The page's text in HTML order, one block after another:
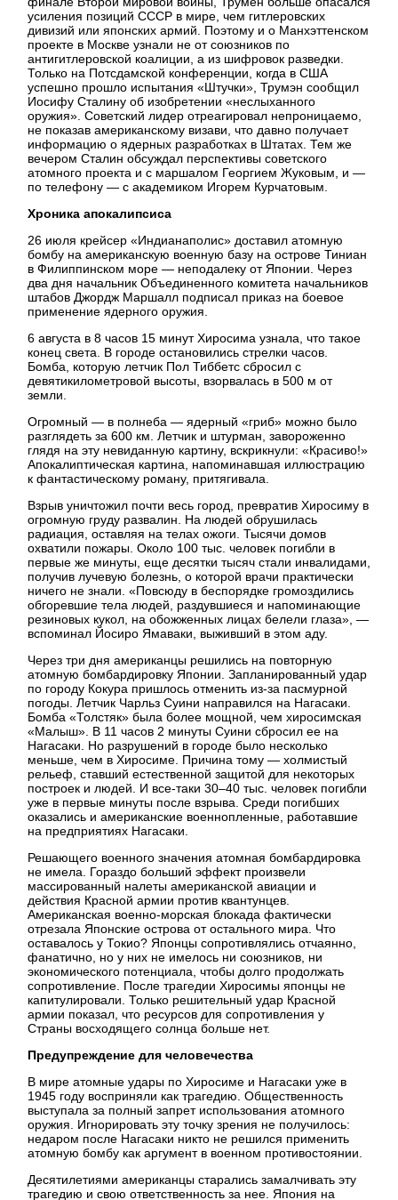
усиления позиций СССР в мире, чем гитлеровских
дивизий или японских армий. Поэтому и о Манхэттенском
проекте в Москве узнали не от союзников по
антигитлеровской коалиции, а из шифровок разведки.
Только на Потсдамской конференции, когда в США
успешно прошло испытания «Штучки», Трумэн сообщил
Иосифу Сталину об изобретении «неслыханного
оружия». Советский лидер отреагировал непроницаемо,
не показав американскому визави, что давно получает
информацию о ядерных разработках в Штатах. Тем же
вечером Сталин обсуждал перспективы советского
атомного проекта и с маршалом Георгием Жуковым, и —
по телефону — с академиком Игорем Курчатовым.
Хроника апокалипсиса
26 июля крейсер «Индианаполис» доставил атомную
бомбу на американскую военную базу на острове Тиниан
в Филиппинском море — неподалеку от Японии. Через
два дня начальник Объединенного комитета начальников
штабов Джордж Маршалл подписал приказ на боевое
применение ядерного оружия.
6 августа в 8 часов 15 минут Хиросима узнала, что такое
конец света. В городе остановились стрелки часов.
Бомба, которую летчик Пол Тиббетс сбросил с
девятикилометровой высоты, взорвалась в 500 м от
земли.
Огромный — в полнеба — ядерный «гриб» можно было
разглядеть за 600 км. Летчик и штурман, завороженно
глядя на эту невиданную картину, вскрикнули: «Красиво!»
Апокалиптическая картина, напоминавшая иллюстрацию
к фантастическому роману, притягивала.
Взрыв уничтожил почти весь город, превратив Хиросиму в
огромную груду развалин. На людей обрушилась
радиация, оставляя на телах ожоги. Тысячи домов
охватили пожары. Около 100 тыс. человек погибли в
первые же минуты, еще десятки тысяч стали инвалидами,
получив лучевую болезнь, о которой врачи практически
ничего не знали. «Повсюду в беспорядке громоздились
обгоревшие тела людей, раздувшиеся и напоминающие
резиновых кукол, на обожженных лицах белели глаза», —
вспоминал Йосиро Ямаваки, выживший в этом аду.
Через три дня американцы решились на повторную
атомную бомбардировку Японии. Запланированный удар
по городу Кокура пришлось отменить из-за пасмурной
погоды. Летчик Чарльз Суини направился на Нагасаки.
Бомба «Толстяк» была более мощной, чем хиросимская
«Малыш». В 11 часов 2 минуты Суини сбросил ее на
Нагасаки. Но разрушений в городе было несколько
меньше, чем в Хиросиме. Причина тому — холмистый
рельеф, ставший естественной защитой для некоторых
построек и людей. И все-таки 30–40 тыс. человек погибли
уже в первые минуты после взрыва. Среди погибших
оказались и американские военнопленные, работавшие
на предприятиях Нагасаки.
Решающего военного значения атомная бомбардировка
не имела. Гораздо больший эффект произвели
массированный налеты американской авиации и
действия Красной армии против квантунцев.
Американская военно-морская блокада фактически
отрезала Японские острова от остального мира. Что
оставалось у Токио? Японцы сопротивлялись отчаянно,
фанатично, но у них не имелось ни союзников, ни
экономического потенциала, чтобы долго продолжать
сопротивление. После трагедии Хиросимы японцы не
капитулировали. Только решительный удар Красной
армии показал, что ресурсов для сопротивления у
Страны восходящего солнца больше нет.
Предупреждение для человечества
В мире атомные удары по Хиросиме и Нагасаки уже в
1945 году восприняли как трагедию. Общественность
выступала за полный запрет использования атомного
оружия. Игнорировать эту точку зрения не получилось:
недаром после Нагасаки никто не решился применить
атомную бомбу как аргумент в военном противостоянии.
Десятилетиями американцы старались замалчивать эту
трагедию и свою ответственность за нее. Япония на